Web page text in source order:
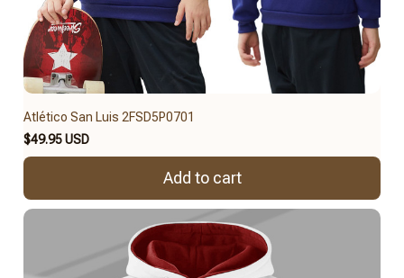
Atlético San Luis 2FSD5P0701
$49.95 USD
Add to cart